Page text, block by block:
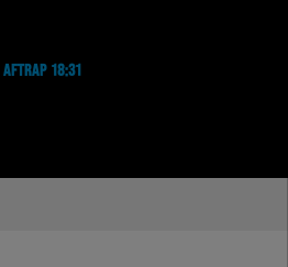
AFTRAP 18:31